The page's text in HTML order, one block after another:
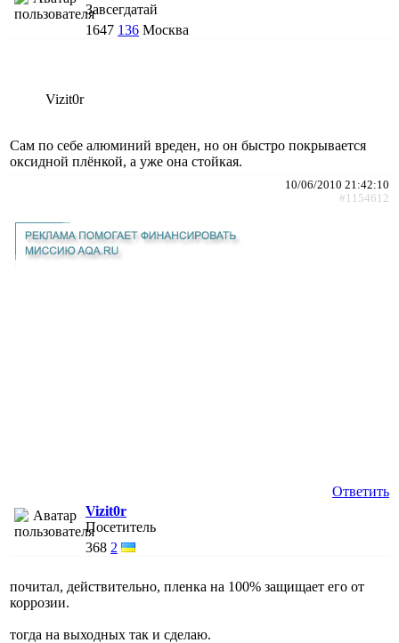
Завсегдатай
1647 136 Москва
Vizit0r
Сам по себе алюминий вреден, но он быстро покрывается
оксидной плёнкой, а уже она стойкая.
10/06/2010 21:42:10
#1154612
Ответить
Vizit0r
Посетитель
368 2
почитал, действительно, пленка на 100% защищает его от
коррозии.
тогда на выходных так и сделаю.